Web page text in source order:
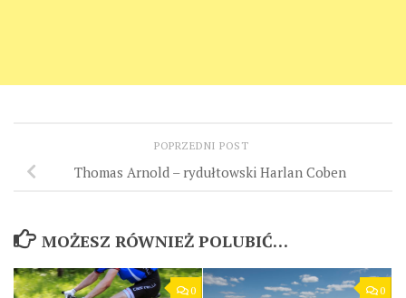
POPRZEDNI POST
Thomas Arnold – rydułtowski Harlan Coben
MOŻESZ RÓWNIEŻ POLUBIĆ…
0 0